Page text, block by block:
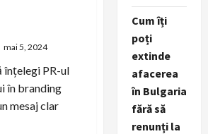
mai 5, 2024
înțelegi PR-ul
în branding
mesaj clar
Cum îți
poți
extinde
afacerea
în Bulgaria
fără să
renunți la